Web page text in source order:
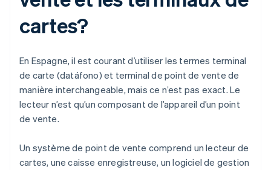
cartes?
En Espagne, il est courant d’utiliser les termes terminal
de carte (datáfono) et terminal de point de vente de
manière interchangeable, mais ce n’est pas exact. Le
lecteur n’est qu’un composant de l’appareil d’un point
de vente.
Un système de point de vente comprend un lecteur de
cartes, une caisse enregistreuse, un logiciel de gestion